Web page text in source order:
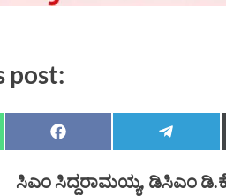
post:
ಸಿಎಂ ಸಿದ್ದರಾಮಯ್ಯ, ಡಿಸಿಎಂ